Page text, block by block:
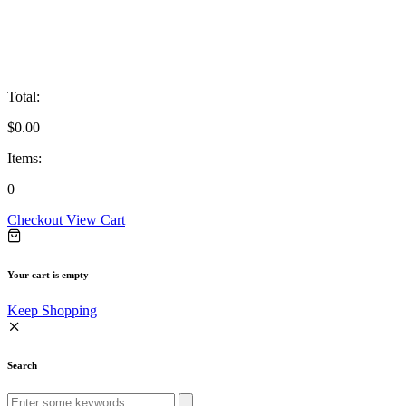
Total:
$0.00
Items:
0
Checkout View Cart
Your cart is empty
Keep Shopping
Search
Search